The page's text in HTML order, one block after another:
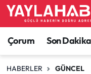
Çorum Son Dakika
HABERLER GÜNCEL
Alaca Haberleri
Bayat Haberleri
Çorum Nöbetçi
Çorum Hava